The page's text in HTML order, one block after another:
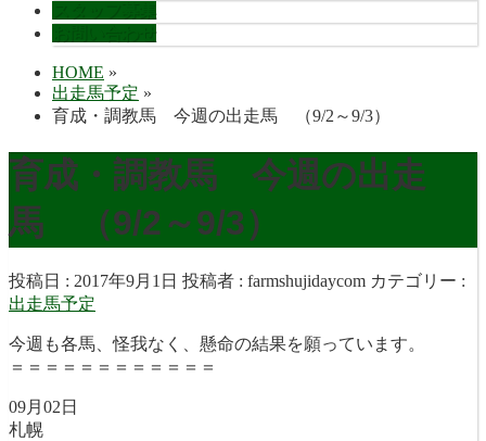
HOME »
出走馬予定 »
育成・調教馬 今週の出走馬 （9/2～9/3）
育成・調教馬 今週の出走
馬 （9/2～9/3）
投稿日 : 2017年9月1日 投稿者 : farmshujidaycom カテゴリー :
出走馬予定
今週も各馬、怪我なく、懸命の結果を願っています。
＝＝＝＝＝＝＝＝＝＝＝＝
09月02日
札幌